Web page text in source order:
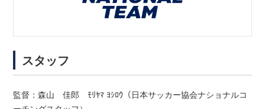
スタッフ
監督：森山 佳郎 ﾓﾘﾔﾏ ﾖｼﾛｳ（日本サッカー協会ナショナルコ